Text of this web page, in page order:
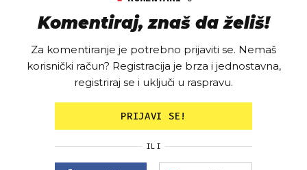
Komentiraj, znaš da želiš!
Za komentiranje je potrebno prijaviti se. Nemaš
korisnički račun? Registracija je brza i jednostavna,
registriraj se i uključi u raspravu.
PRIJAVI SE!
ILI